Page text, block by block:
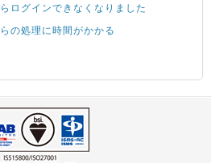
ログインできなくなりました
の処理に時間がかかる